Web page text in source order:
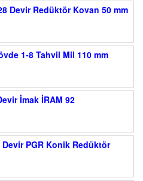
Devir Redüktör Kovan 50 mm
1-8 Tahvil Mil 110 mm
İmak İRAM 92
PGR Konik Redüktör